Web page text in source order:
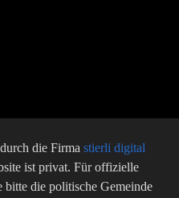
die Firma stierli digital
ist privat. Für offizielle
die politische Gemeinde